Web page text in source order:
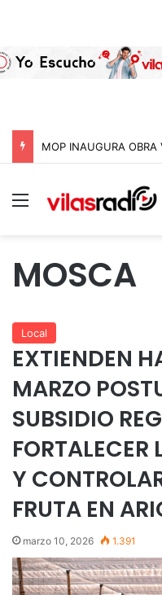
Menú
MOSCA
Local
EXTIENDEN
MARZO
SUBSIDIO
FORTALECER
Y
FRUTA EN
marzo 10, 2026 1.391